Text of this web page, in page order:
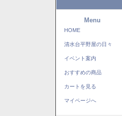
Menu
HOME
清水台平野屋の日々
イベント案内
おすすめの商品
カートを見る
マイページへ